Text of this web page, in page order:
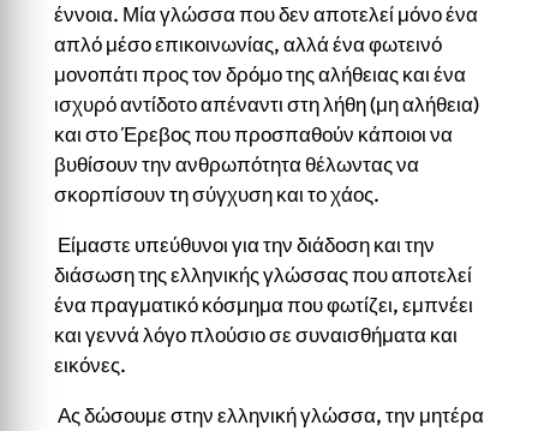
έννοια. Μία γλώσσα που δεν αποτελεί μόνο ένα
απλό μέσο επικοινωνίας, αλλά ένα φωτεινό
μονοπάτι προς τον δρόμο της αλήθειας και ένα
ισχυρό αντίδοτο απέναντι στη λήθη (μη αλήθεια)
και στο Έρεβος που προσπαθούν κάποιοι να
βυθίσουν την ανθρωπότητα θέλωντας να
σκορπίσουν τη σύγχυση και το χάος.
Είμαστε υπεύθυνοι για την διάδοση και την
διάσωση της ελληνικής γλώσσας που αποτελεί
ένα πραγματικό κόσμημα που φωτίζει, εμπνέει
και γεννά λόγο πλούσιο σε συναισθήματα και
εικόνες.
Ας δώσουμε στην ελληνική γλώσσα, την μητέρα